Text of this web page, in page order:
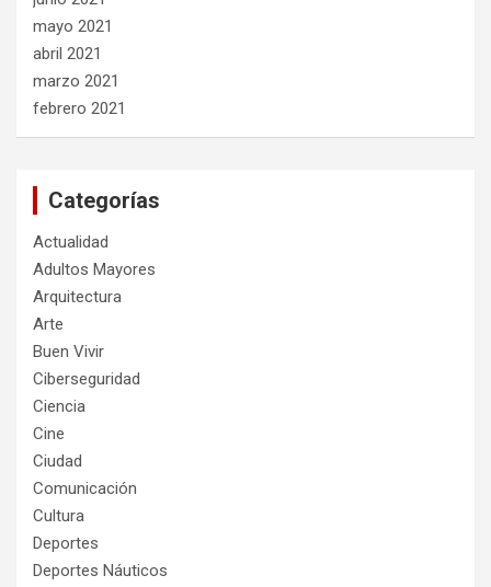
mayo 2021
abril 2021
marzo 2021
febrero 2021
Categorías
Actualidad
Adultos Mayores
Arquitectura
Arte
Buen Vivir
Ciberseguridad
Ciencia
Cine
Ciudad
Comunicación
Cultura
Deportes
Deportes Náuticos